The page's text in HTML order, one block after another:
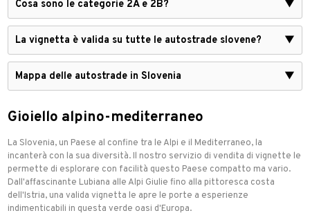
Cosa sono le categorie 2A e 2B? ▼
La vignetta è valida su tutte le autostrade slovene? ▼
Mappa delle autostrade in Slovenia ▼
Gioiello alpino-mediterraneo
La Slovenia, un Paese al confine tra le Alpi e il Mediterraneo, la
incanterà con la sua diversità. Il nostro servizio di vendita di vignette le
permette di esplorare con facilità questo Paese compatto ma vario.
Dall'affascinante Lubiana alle Alpi Giulie fino alla pittoresca costa
dell'Istria, una valida vignetta le apre le porte a esperienze
indimenticabili in questa verde oasi d'Europa.